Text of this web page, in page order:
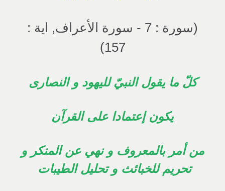
(سورة : 7 - سورة الأعراف, اية :
157)
كلّ ما يقول النبيّ لليهود و النصارى
يكون إعتمادا على القرآن
من أمر بالمعروف و نهي عن المنكر و
تحريم للخبائث و تحليل الطيبات